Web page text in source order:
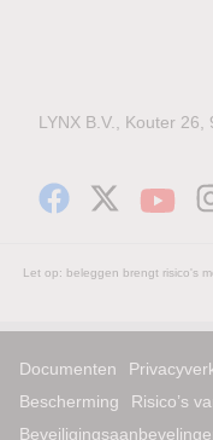
LYNX B.V., Kouter 26,
Let op: beleggen brengt risico's
Documenten
Bescherming
Risico’s